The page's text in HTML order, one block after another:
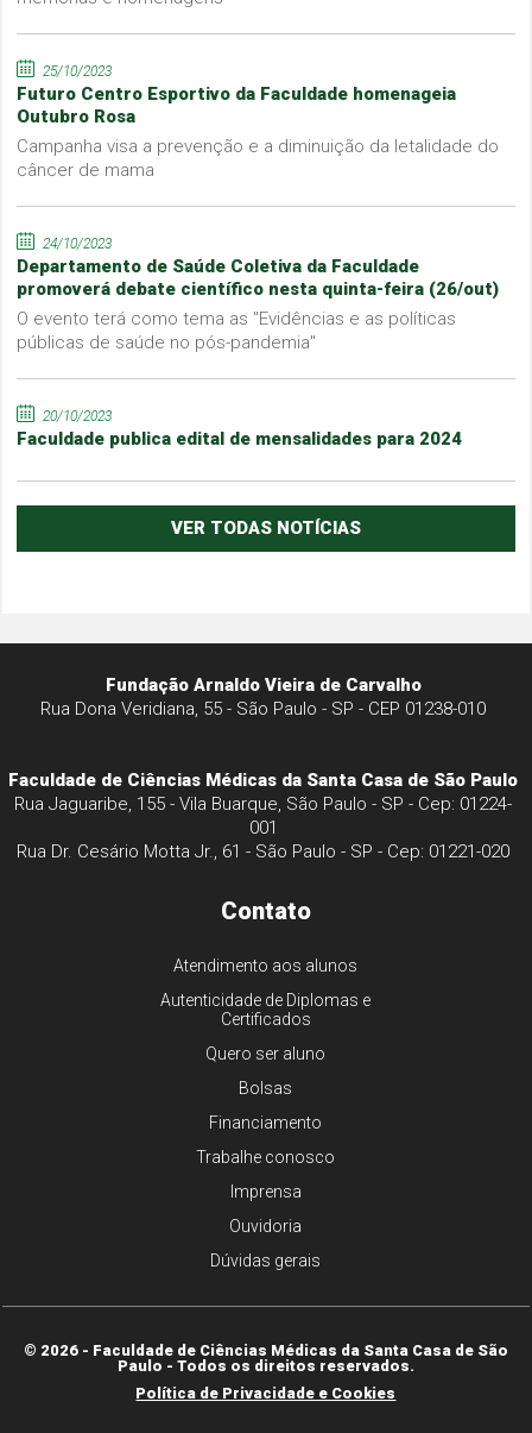
25/10/2023
Futuro Centro Esportivo da Faculdade homenageia
Outubro Rosa
Campanha visa a prevenção e a diminuição da letalidade do
câncer de mama
24/10/2023
Departamento de Saúde Coletiva da Faculdade
promoverá debate científico nesta quinta-feira (26/out)
O evento terá como tema as "Evidências e as políticas
públicas de saúde no pós-pandemia"
20/10/2023
Faculdade publica edital de mensalidades para 2024
VER TODAS NOTÍCIAS
Fundação Arnaldo Vieira de Carvalho
Rua Dona Veridiana, 55 - São Paulo - SP - CEP 01238-010
Faculdade de Ciências Médicas da Santa Casa de São Paulo
Rua Jaguaribe, 155 - Vila Buarque, São Paulo - SP - Cep: 01224-
001
Rua Dr. Cesário Motta Jr., 61 - São Paulo - SP - Cep: 01221-020
Contato
Atendimento aos alunos
Autenticidade de Diplomas e
Certificados
Quero ser aluno
Bolsas
Financiamento
Trabalhe conosco
Imprensa
Ouvidoria
Dúvidas gerais
© 2026 - Faculdade de Ciências Médicas da Santa Casa de São
Paulo - Todos os direitos reservados.
Política de Privacidade e Cookies